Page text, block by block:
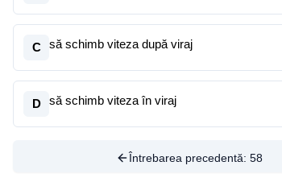
C să schimb viteza după viraj
D să schimb viteza în viraj
Întrebarea precedentă: 58